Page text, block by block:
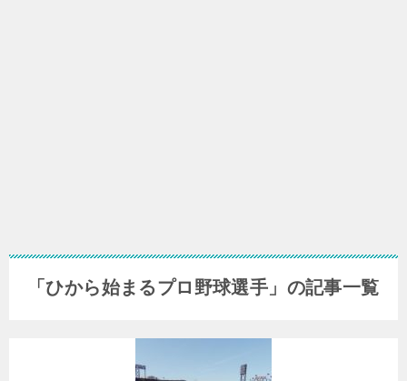
「ひから始まるプロ野球選手」の記事一覧